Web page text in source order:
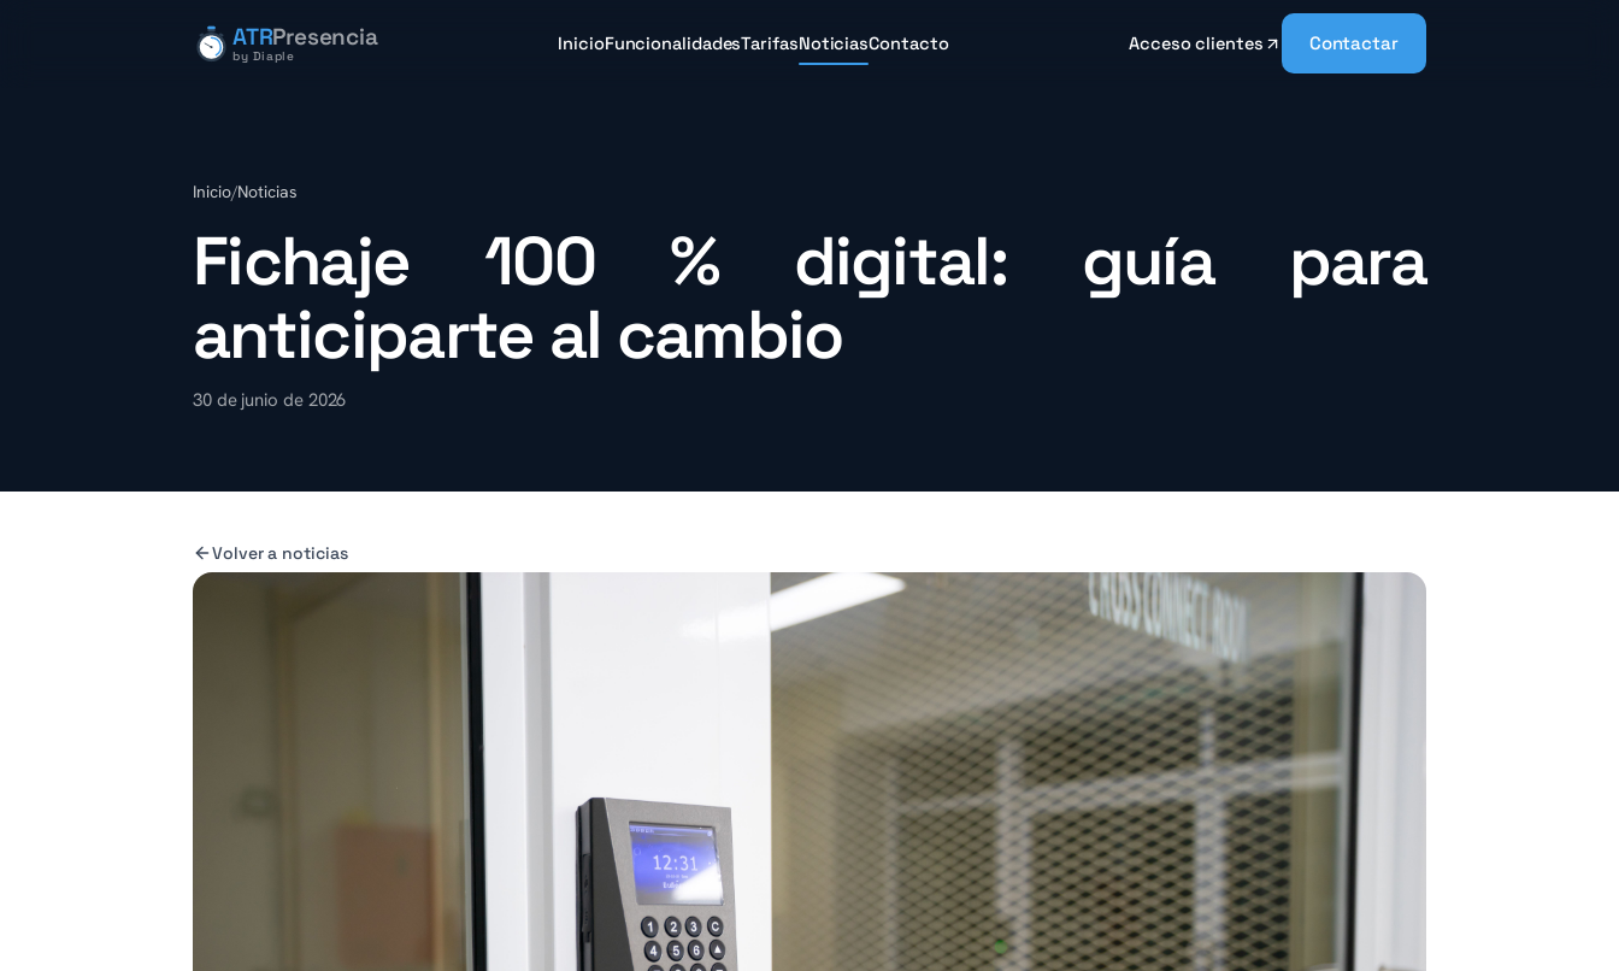
ATRPresencia
by Diaple
InicioFuncionalidadesTarifasNoticiasContacto Acceso clientes Contactar
Inicio/Noticias
Fichaje 100 % digital: guía para
anticiparte al cambio
30 de junio de 2026
Volver a noticias